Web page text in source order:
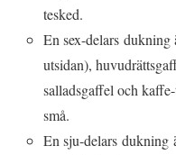
tesked.
En sex-delars
utsidan),
salladsgaffel och
små.
En sju-delars dukning